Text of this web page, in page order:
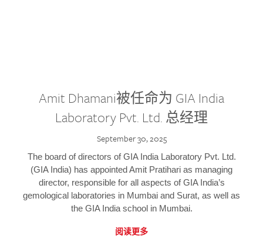
Amit Dhamani被任命为 GIA India
Laboratory Pvt. Ltd. 总经理
September 30, 2025
The board of directors of GIA India Laboratory Pvt. Ltd.
(GIA India) has appointed Amit Pratihari as managing
director, responsible for all aspects of GIA India’s
gemological laboratories in Mumbai and Surat, as well as
the GIA India school in Mumbai.
阅读更多